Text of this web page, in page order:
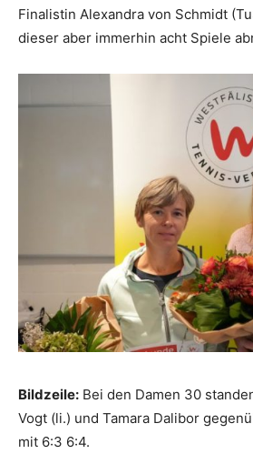
Finalistin Alexandra von Schmidt
dieser aber immerhin acht Spiele
Bildzeile: Bei den Damen 30
Vogt (li.) und Tamara Dalibor
mit 6:3 6:4.